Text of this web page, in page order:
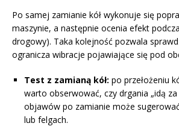
Po samej zamianie kół wykonuje się
maszynie, a następnie ocenia efekt
drogowy). Taka kolejność pozwala
ogranicza wibracje pojawiające się pod
Test z zamianą kół: po przełożeniu
warto obserwować, czy drgania „idą za
objawów po zamianie może
lub felgach.